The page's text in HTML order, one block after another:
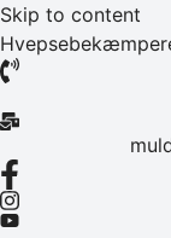
Skip to content